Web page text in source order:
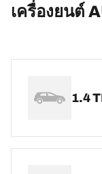
เครื่องยนต์
1.4